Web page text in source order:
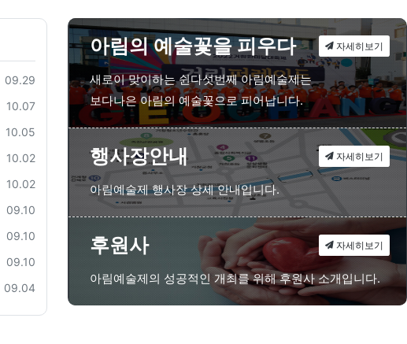
등록일
09.29
등록일
10.07
등록일
10.05
등록일
10.02
등록일
10.02
등록일
09.10
등록일
09.10
등록일
09.10
등록일
09.04
자세히보기
자세히보기
자세히보기
자세히보기
자세히보기
자세히보기
자세히보기
자세히보기
자세히보기아림의 예술꽃을 피우다
새로이 맞이하는 쉰다섯번째 아림예술제는
보다나은 아림의 예술꽃으로 피어납니다.
자세히보기
행사장안내
아림예술제 행사장 상세 안내입니다.
자세히보기
후원사
아림예술제의 성공적인 개최를 위해 후원사 소개입니다.
자세히보기